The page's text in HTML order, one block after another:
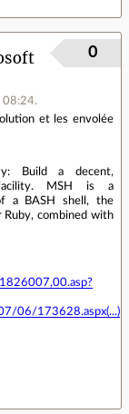
08:24.
0
et les envolée
Build a decent,
facility. MSH is a
a BASH shell, the
Ruby, combined with
06/173628.aspx(...)